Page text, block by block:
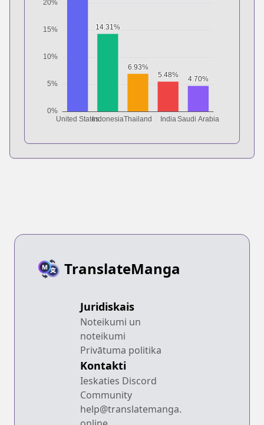
TranslateManga
Juridiskais
Noteikumi un
noteikumi
Privātuma politika
Kontakti
Ieskaties Discord
Community
help@translatemanga.